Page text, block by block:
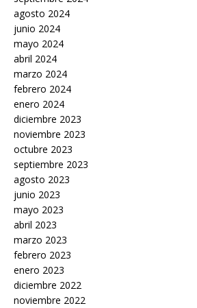
agosto 2024
junio 2024
mayo 2024
abril 2024
marzo 2024
febrero 2024
enero 2024
diciembre 2023
noviembre 2023
octubre 2023
septiembre 2023
agosto 2023
junio 2023
mayo 2023
abril 2023
marzo 2023
febrero 2023
enero 2023
diciembre 2022
noviembre 2022